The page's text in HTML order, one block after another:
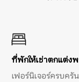
ที่พักให้เช่าตกแต่ง
เฟอร์นิเจอร์ครบค